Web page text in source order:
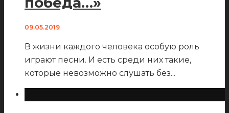
09.05.2019
В жизни каждого человека особую роль
играют песни. И есть среди них такие,
которые невозможно слушать без...